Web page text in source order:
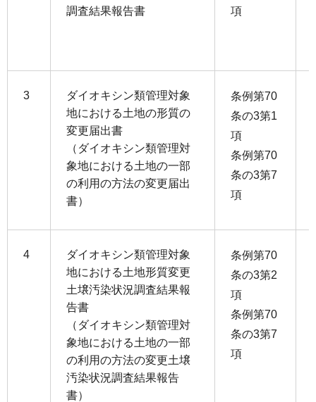
調査結果報告書
項
3
ダイオキシン類管理対象
地における土地の形質の
変更届出書
（ダイオキシン類管理対
象地における土地の一部
の利用の方法の変更届出
書）
条例第70
条の3第1
項
条例第70
条の3第7
項
4
ダイオキシン類管理対象
地における土地形質変更
土壌汚染状況調査結果報
告書
（ダイオキシン類管理対
象地における土地の一部
の利用の方法の変更土壌
汚染状況調査結果報告
書）
条例第70
条の3第2
項
条例第70
条の3第7
項